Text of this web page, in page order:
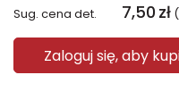
Sug. cena det. 7,50 zł
Zaloguj się, aby